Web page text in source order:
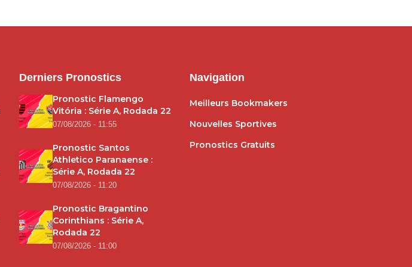
Derniers Pronostics
Pronostic Flamengo
Vitória : Série A, Rodada 22
07/08/2026 - 11:55
Pronostic Santos
Athletico Paranaense :
Série A, Rodada 22
07/08/2026 - 11:20
Pronostic Bragantino
Corinthians : Série A,
Rodada 22
07/08/2026 - 11:00
Navigation
Meilleurs Bookmakers
Nouvelles Sportives
Pronostics Gratuits